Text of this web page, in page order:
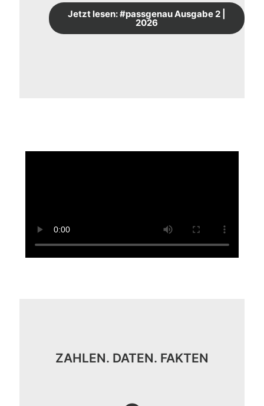
Jetzt lesen: #passgenau Ausgabe 2 |
2026
ZAHLEN. DATEN. FAKTEN